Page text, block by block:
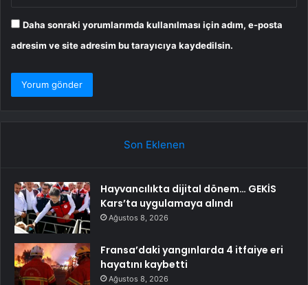
Daha sonraki yorumlarımda kullanılması için adım, e-posta
adresim ve site adresim bu tarayıcıya kaydedilsin.
Son Eklenen
Hayvancılıkta dijital dönem… GEKİS
Kars’ta uygulamaya alındı
Ağustos 8, 2026
Fransa’daki yangınlarda 4 itfaiye eri
hayatını kaybetti
Ağustos 8, 2026